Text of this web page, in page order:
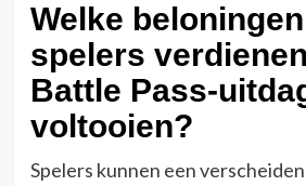
Welke
spelers
Battle Pass-
voltooien?
Spelers kunnen een